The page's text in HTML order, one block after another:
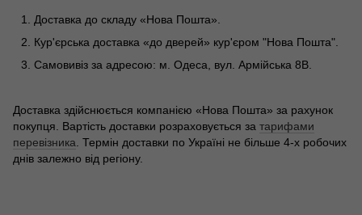
Доставка до складу «Нова Пошта».
Кур'єрська доставка «до дверей» кур'єром "Нова Пошта".
Самовивіз за адресою: м. Одеса, вул. Армійська 8В.
Доставка здійснюється компанією «Нова Пошта» за рахунок
покупця. Вартість доставки розраховується за тарифами
перевізника . Термін доставки по Україні не більше 4-х робочих
днів залежно від регіону.